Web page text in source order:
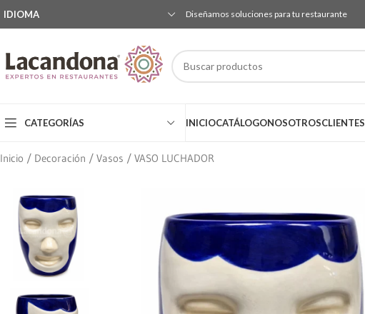
IDIOMA Diseñamos soluciones para tu restaurante
CATEGORÍAS INICIOCATÁLOGONOSOTROSCLIENTES
Inicio Decoración Vasos VASO LUCHADOR